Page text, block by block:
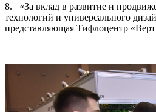
8. «За вклад в развитие и
технологий и универсального
представляющая Тифлоцентр